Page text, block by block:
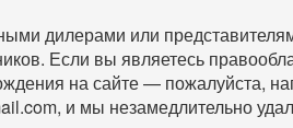
дилерами или
Если вы являетесь
на сайте — пожалуйста,
и мы незамедлительно